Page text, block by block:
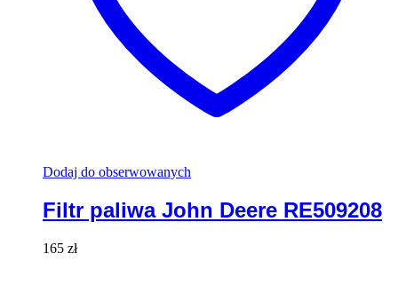
Dodaj do obserwowanych
Filtr paliwa John Deere RE509208
165 zł